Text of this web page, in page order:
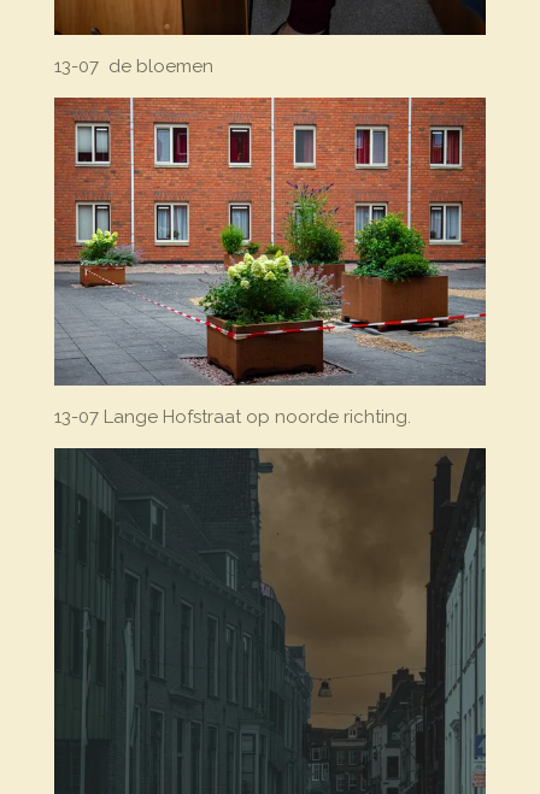
13-07 de bloemen
13-07 Lange Hofstraat op noorde richting.